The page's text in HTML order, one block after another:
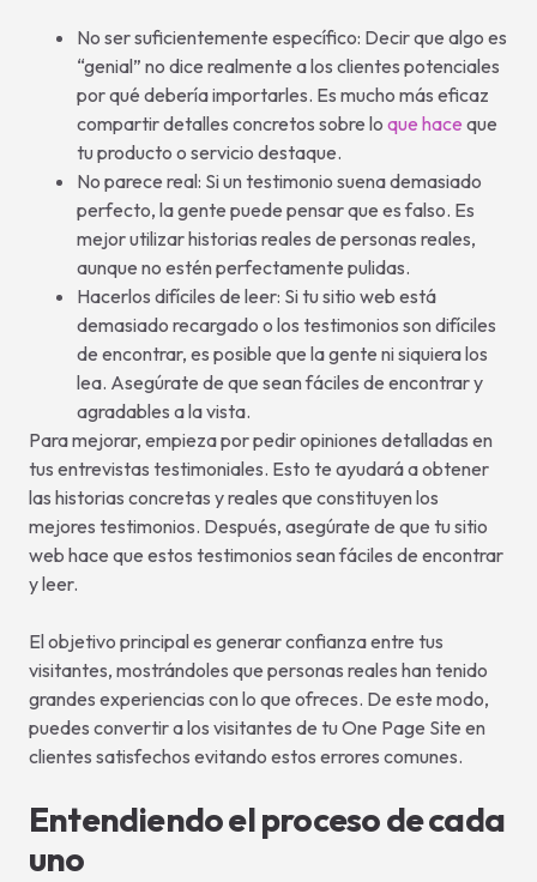
No ser suficientemente específico: Decir que algo es
“genial” no dice realmente a los clientes potenciales
por qué debería importarles. Es mucho más eficaz
compartir detalles concretos sobre lo que hace que
tu producto o servicio destaque.
No parece real: Si un testimonio suena demasiado
perfecto, la gente puede pensar que es falso. Es
mejor utilizar historias reales de personas reales,
aunque no estén perfectamente pulidas.
Hacerlos difíciles de leer: Si tu sitio web está
demasiado recargado o los testimonios son difíciles
de encontrar, es posible que la gente ni siquiera los
lea. Asegúrate de que sean fáciles de encontrar y
agradables a la vista.
Para mejorar, empieza por pedir opiniones detalladas en
tus entrevistas testimoniales. Esto te ayudará a obtener
las historias concretas y reales que constituyen los
mejores testimonios. Después, asegúrate de que tu sitio
web hace que estos testimonios sean fáciles de encontrar
y leer.
El objetivo principal es generar confianza entre tus
visitantes, mostrándoles que personas reales han tenido
grandes experiencias con lo que ofreces. De este modo,
puedes convertir a los visitantes de tu One Page Site en
clientes satisfechos evitando estos errores comunes.
Entendiendo el proceso de cada
uno